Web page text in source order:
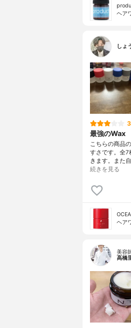
ヘア
しょ
最強のWax
こちらの商品
すさです。全7
きます。また
続きを見る
ヘア
美容
高橋